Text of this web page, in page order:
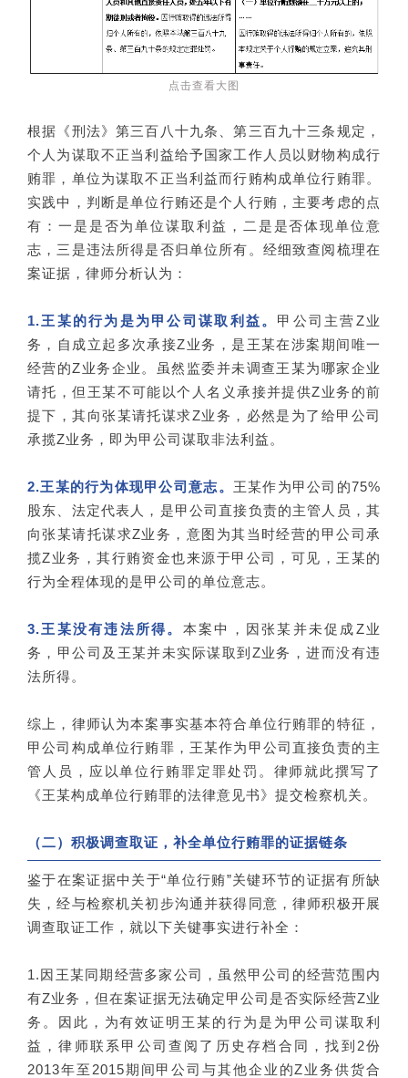
点击查看大图
根据《刑法》第三百八十九条、第三百九十三条规定，
个人为谋取不正当利益给予国家工作人员以财物构成行
贿罪，单位为谋取不正当利益而行贿构成单位行贿罪。
实践中，判断是单位行贿还是个人行贿，主要考虑的点
有：一是是否为单位谋取利益，二是是否体现单位意
志，三是违法所得是否归单位所有。经细致查阅梳理在
案证据，律师分析认为：
1.王某的行为是为甲公司谋取利益。 甲公司主营Z业
务，自成立起多次承接Z业务，是王某在涉案期间唯一
经营的Z业务企业。虽然监委并未调查王某为哪家企业
请托，但王某不可能以个人名义承接并提供Z业务的前
提下，其向张某请托谋求Z业务，必然是为了给甲公司
承揽Z业务，即为甲公司谋取非法利益。
2.王某的行为体现甲公司意志。 王某作为甲公司的75%
股东、法定代表人，是甲公司直接负责的主管人员，其
向张某请托谋求Z业务，意图为其当时经营的甲公司承
揽Z业务，其行贿资金也来源于甲公司，可见，王某的
行为全程体现的是甲公司的单位意志。
3.王某没有违法所得。 本案中，因张某并未促成Z业
务，甲公司及王某并未实际谋取到Z业务，进而没有违
法所得。
综上，律师认为本案事实基本符合单位行贿罪的特征，
甲公司构成单位行贿罪，王某作为甲公司直接负责的主
管人员，应以单位行贿罪定罪处罚。律师就此撰写了
《王某构成单位行贿罪的法律意见书》提交检察机关。
（二）积极调查取证，补全单位行贿罪的证据链条
鉴于在案证据中关于“单位行贿”关键环节的证据有所缺
失，经与检察机关初步沟通并获得同意，律师积极开展
调查取证工作，就以下关键事实进行补全：
1.因王某同期经营多家公司，虽然甲公司的经营范围内
有Z业务，但在案证据无法确定甲公司是否实际经营Z业
务。因此，为有效证明王某的行为是为甲公司谋取利
益，律师联系甲公司查阅了历史存档合同，找到2份
2013年至2015期间甲公司与其他企业的Z业务供货合